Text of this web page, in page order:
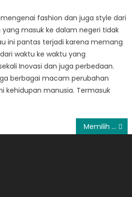
fashion dan juga style dari
masuk ke dalam negeri tidak
ini pantas terjadi karena memang
waktu ke waktu yang
Inovasi dan juga perbedaan.
berbagai macam perubahan
kehidupan manusia. Termasuk
Memilih Asuransi Bagi Mobil Mewah Anda